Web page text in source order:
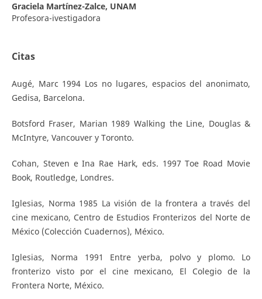
Graciela Martínez-Zalce, UNAM
Profesora-ivestigadora
Citas
Augé, Marc 1994 Los no lugares, espacios del anonimato,
Gedisa, Barcelona.
Botsford Fraser, Marian 1989 Walking the Line, Douglas &
McIntyre, Vancouver y Toronto.
Cohan, Steven e Ina Rae Hark, eds. 1997 Toe Road Movie
Book, Routledge, Londres.
Iglesias, Norma 1985 La visión de la frontera a través del
cine mexicano, Centro de Estudios Fronterizos del Norte de
México (Colección Cuadernos), México.
Iglesias, Norma 1991 Entre yerba, polvo y plomo. Lo
fronterizo visto por el cine mexicano, El Colegio de la
Frontera Norte, México.